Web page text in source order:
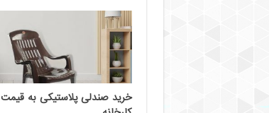
خرید صندلی پلاستیکی به قیمت